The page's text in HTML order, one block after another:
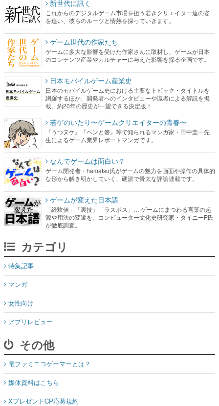
ゲーム世代の作家たち
ゲームに多大な影響を受けた作家さんに取材し、ゲームが日本
のコンテンツ産業やカルチャーに与えた影響を探る企画です。
日本モバイルゲーム産業史
日本のモバイルゲーム史における主要なトピック・タイトルを
網羅するほか、開発者へのインタビューや識者による解説を掲
若ゲのいたり〜ゲームクリエイターの青春〜
『うつヌケ』『ペンと箸』等で知られるマンガ家・田中圭一先
生によるゲーム業界レポートマンガです。
なんでゲームは面白い？
ゲーム開発者・hamatsu氏がゲームの魅力を画面や操作の具体的
な形から解き明かしていく、硬派で骨太な評論連載です。
ゲームが変えた日本語
「経験値」「裏技」「ラスボス」… ゲームにまつわる言葉の起
源や用法の変遷を、コンピューター文化史研究家・タイニーP氏
カテゴリ
マンガ
女性向け
アプリレビュー
その他
電ファミニコゲーマーとは？
媒体資料はこちら
XプレゼントCP応募規約
運営：株式会社マレ